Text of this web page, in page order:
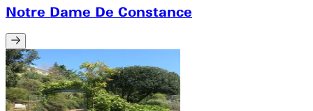
Notre Dame De Constance